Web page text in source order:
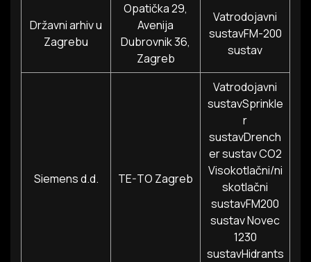
Državni arhiv u
Zagrebu
Opatička 29,
Avenija
Dubrovnik 36,
Zagreb
Vatrodojavni
sustavFM-200
sustav
Siemens d.d. TE-TO Zagreb
Vatrodojavni
sustavSprinkle
r
sustavDrench
er sustav CO2
Visokotlačni/ni
skotlačni
sustavFM200
sustav Novec
1230
sustavHidrants